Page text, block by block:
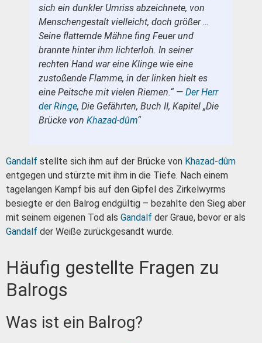
sich ein dunkler Umriss abzeichnete, von
Menschengestalt vielleicht, doch größer …
Seine flatternde Mähne fing Feuer und
brannte hinter ihm lichterloh. In seiner
rechten Hand war eine Klinge wie eine
zustoßende Flamme, in der linken hielt es
eine Peitsche mit vielen Riemen.“ — Der Herr
der Ringe, Die Gefährten, Buch II, Kapitel „Die
Brücke von Khazad-dûm“
Gandalf stellte sich ihm auf der Brücke von Khazad-dûm
entgegen und stürzte mit ihm in die Tiefe. Nach einem
tagelangen Kampf bis auf den Gipfel des Zirkelwyrms
besiegte er den Balrog endgültig – bezahlte den Sieg aber
mit seinem eigenen Tod als Gandalf der Graue, bevor er als
Gandalf der Weiße zurückgesandt wurde.
Häufig gestellte Fragen zu
Balrogs
Was ist ein Balrog?